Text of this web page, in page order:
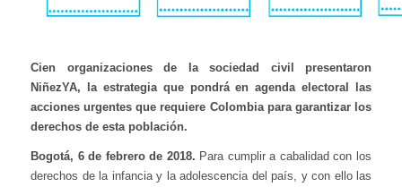
Cien organizaciones de la sociedad civil presentaron
NiñezYA, la estrategia que pondrá en agenda electoral las
acciones urgentes que requiere Colombia para garantizar los
derechos de esta población.
Bogotá, 6 de febrero de 2018. Para cumplir a cabalidad con los
derechos de la infancia y la adolescencia del país, y con ello las